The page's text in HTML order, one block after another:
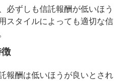
必ずしも信託報酬が低いほう
スタイルによっても適切な信
報酬は低いほうが良いとされ